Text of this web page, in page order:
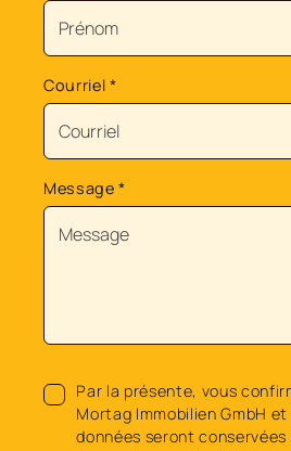
Courriel *
Message*
Par la présente, vous
Mortag Immobilien GmbH
données seront